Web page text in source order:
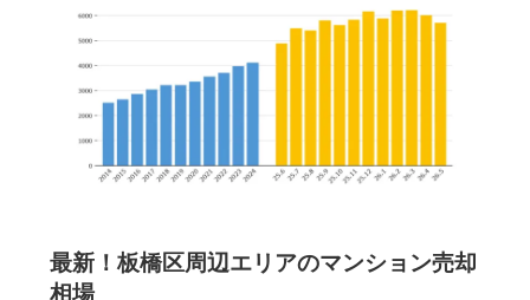
最新！板橋区周辺エリアのマンション売却
相場